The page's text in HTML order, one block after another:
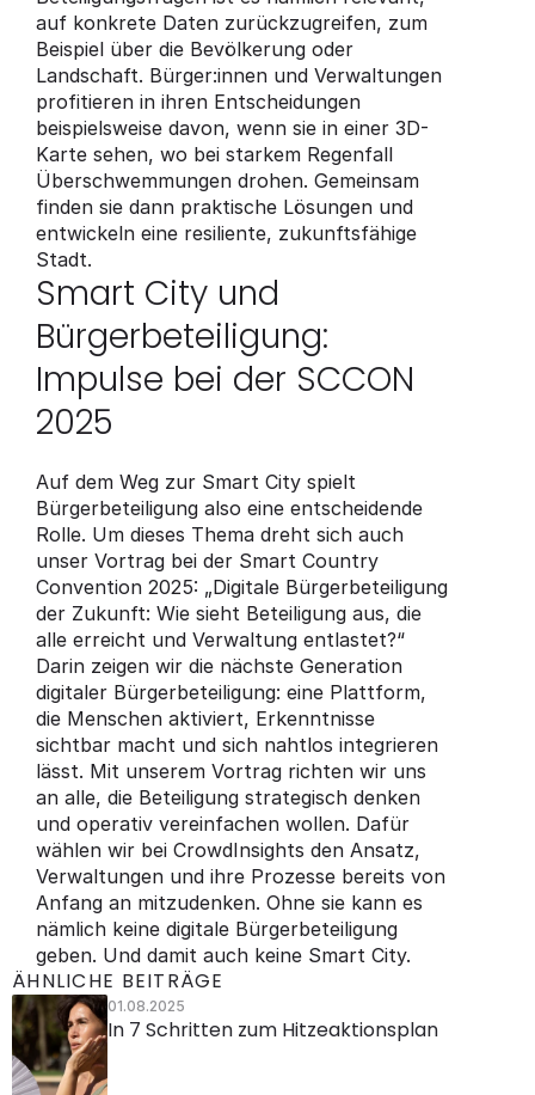
auf konkrete Daten zurückzugreifen, zum
Beispiel über die Bevölkerung oder
Landschaft. Bürger:innen und Verwaltungen
profitieren in ihren Entscheidungen
beispielsweise davon, wenn sie in einer 3D-
Karte sehen, wo bei starkem Regenfall
Überschwemmungen drohen. Gemeinsam
finden sie dann praktische Lösungen und
entwickeln eine resiliente, zukunftsfähige
Stadt.
Smart City und
Bürgerbeteiligung:
Impulse bei der SCCON
2025
Auf dem Weg zur Smart City spielt
Bürgerbeteiligung also eine entscheidende
Rolle. Um dieses Thema dreht sich auch
unser Vortrag bei der Smart Country
Convention 2025: „Digitale Bürgerbeteiligung
der Zukunft: Wie sieht Beteiligung aus, die
alle erreicht und Verwaltung entlastet?“
Darin zeigen wir die nächste Generation
digitaler Bürgerbeteiligung: eine Plattform,
die Menschen aktiviert, Erkenntnisse
sichtbar macht und sich nahtlos integrieren
lässt. Mit unserem Vortrag richten wir uns
an alle, die Beteiligung strategisch denken
und operativ vereinfachen wollen. Dafür
wählen wir bei CrowdInsights den Ansatz,
Verwaltungen und ihre Prozesse bereits von
Anfang an mitzudenken. Ohne sie kann es
nämlich keine digitale Bürgerbeteiligung
geben. Und damit auch keine Smart City.
ÄHNLICHE BEITRÄGE
01.08.2025
In 7 Schritten zum Hitzeaktionsplan